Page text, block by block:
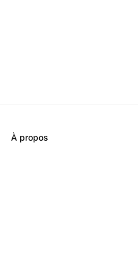
À propos